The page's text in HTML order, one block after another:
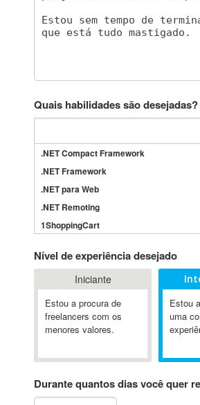
Quais habilidades são desejadas?
.NET Compact Framework
.NET Framework
.NET para Web
.NET Remoting
1ShoppingCart
3GSM
4D Dimension
802.11
A&P
A-GPS
Ab Initio
Nível de experiência desejado
Iniciante
Estou a procura de
freelancers com os
menores valores.
Estou
uma
Durante quantos dias você quer